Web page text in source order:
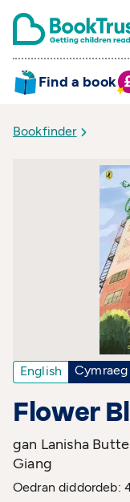
Find a book
Bookfinder
English Cymraeg
Flower
gan Lanisha
Giang
Oedran diddordeb: